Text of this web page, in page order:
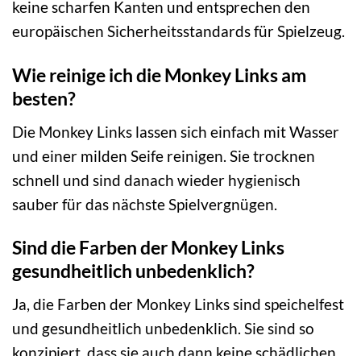
keine scharfen Kanten und entsprechen den
europäischen Sicherheitsstandards für Spielzeug.
Wie reinige ich die Monkey Links am
besten?
Die Monkey Links lassen sich einfach mit Wasser
und einer milden Seife reinigen. Sie trocknen
schnell und sind danach wieder hygienisch
sauber für das nächste Spielvergnügen.
Sind die Farben der Monkey Links
gesundheitlich unbedenklich?
Ja, die Farben der Monkey Links sind speichelfest
und gesundheitlich unbedenklich. Sie sind so